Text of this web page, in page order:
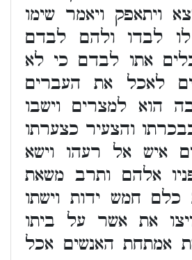
ויתאפק ויאמר שימו
לו לבדו ולהם לבדם
אתו לבדם כי לא
לאכל את העברים
הוא למצרים וישבו
והצעיר כצערתו
איש אל רעהו וישא
אלהם ותרב משאת
כלם חמש ידות וישתו
את אשר על ביתו
אמתחת האנשים אכל